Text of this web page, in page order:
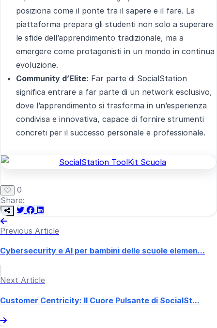
posiziona come il ponte tra il sapere e il fare. La
piattaforma prepara gli studenti non solo a superare
le sfide dell’apprendimento tradizionale, ma a
emergere come protagonisti in un mondo in continua
evoluzione.
Community d’Elite: Far parte di SocialStation
significa entrare a far parte di un network esclusivo,
dove l’apprendimento si trasforma in un’esperienza
condivisa e innovativa, capace di fornire strumenti
concreti per il successo personale e professionale.
0
Share:
Previous Article
Cybersecurity e AI per bambini delle scuole elemen...
Next Article
Customer Centricity: Il Cuore Pulsante di SocialSt...